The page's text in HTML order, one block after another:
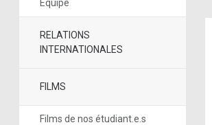
Equipe
RELATIONS
INTERNATIONALES
FILMS
Films de nos étudiant.e.s